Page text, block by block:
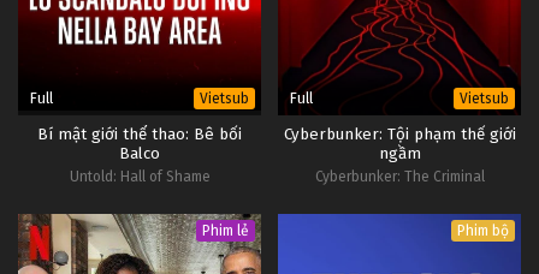
Full Vietsub
Bí mật giới thể thao: Bê bối
Balco
Untold: Hall of Shame
Full Vietsub
Cyberbunker: Tội phạm thế giới
ngầm
Cyberbunker: The Criminal
Phim lẻ
Phim bộ